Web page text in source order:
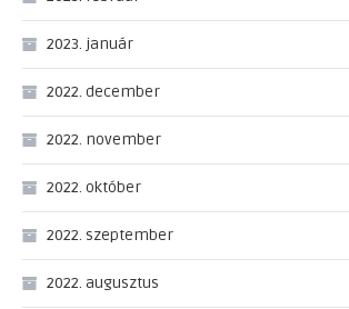
2023. január
2022. december
2022. november
2022. október
2022. szeptember
2022. augusztus